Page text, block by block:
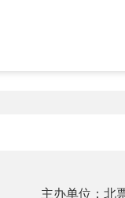
主办单位：北